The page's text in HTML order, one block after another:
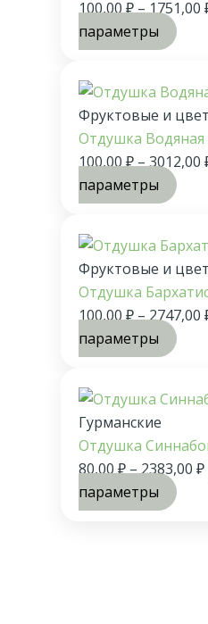
100,00₽–1751,00
параметры
Фруктовые и
Отдушка Водяная
100,00₽–3012,00
параметры
Фруктовые и
Отдушка
100,00₽–2747,00
параметры
Гурманские
Отдушка
80,00₽–2383,00 ₽
параметры